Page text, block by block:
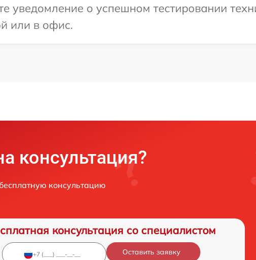
уведомление о успешном тестировании
или в офис.
консультация?
консультацию
консультация со специалистом
Оставить заявку